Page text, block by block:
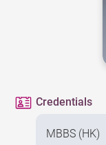
Credentials
MBBS (HK)